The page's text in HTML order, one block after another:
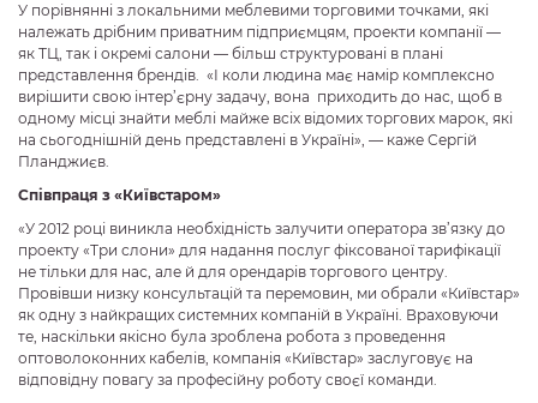
У порівнянні з локальними меблевими торговими точками, які
належать дрібним приватним підприємцям, проекти компанії —
як ТЦ, так і окремі салони — більш структуровані в плані
представлення брендів. «І коли людина має намір комплексно
вирішити свою інтер’єрну задачу, вона приходить до нас, щоб в
одному місці знайти меблі майже всіх відомих торгових марок, які
на сьогоднішній день представлені в Україні», — каже Сергій
Планджиєв.
Співпраця з «Київстаром»
«У 2012 році виникла необхідність залучити оператора зв’язку до
проекту «Три слони» для надання послуг фіксованої тарифікації
не тільки для нас, але й для орендарів торгового центру.
Провівши низку консультацій та перемовин, ми обрали «Київстар»
як одну з найкращих системних компаній в Україні. Враховуючи
те, наскільки якісно була зроблена робота з проведення
оптоволоконних кабелів, компанія «Київстар» заслуговує на
відповідну повагу за професійну роботу своєї команди.